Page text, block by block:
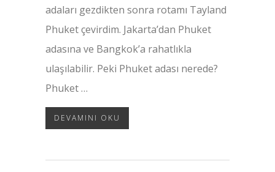
adaları gezdikten sonra rotamı Tayland
Phuket çevirdim. Jakarta’dan Phuket
adasına ve Bangkok’a rahatlıkla
ulaşılabilir. Peki Phuket adası nerede?
Phuket …
DEVAMINI OKU